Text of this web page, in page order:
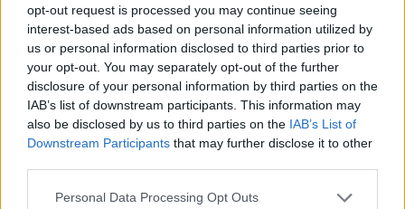
opt-out request is processed you may continue seeing
interest-based ads based on personal information utilized by
us or personal information disclosed to third parties prior to
your opt-out. You may separately opt-out of the further
disclosure of your personal information by third parties on the
IAB’s list of downstream participants. This information may
also be disclosed by us to third parties on the IAB’s List of
Downstream Participants that may further disclose it to other
Personal Data Processing Opt Outs
pośrednictwem serwisu Patronite.
Dzięki Tobie będziemy mogli realizować naszą
misję. Więcej informacji znajdziesz tutaj
TwitterMessengerWhatsApp
Email Copy Print